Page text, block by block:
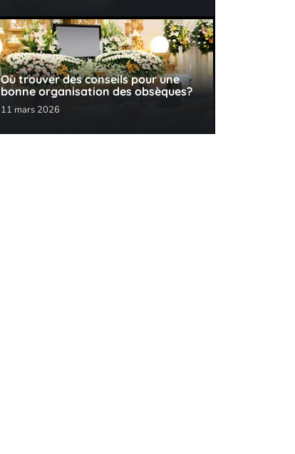
Où trouver des conseils pour une
bonne organisation des obsèques?
11 mars 2026